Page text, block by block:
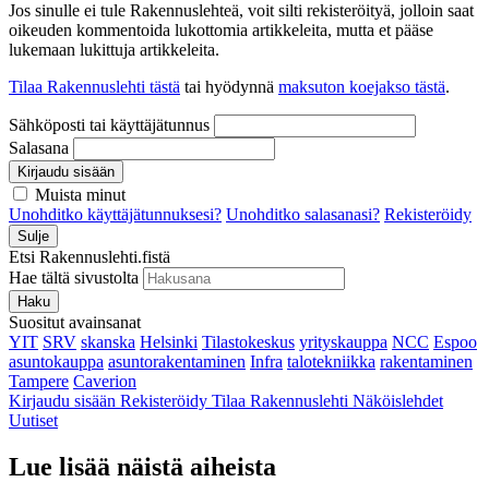
Jos sinulle ei tule Rakennuslehteä, voit silti rekisteröityä, jolloin saat
oikeuden kommentoida lukottomia artikkeleita, mutta et pääse
lukemaan lukittuja artikkeleita.
Tilaa Rakennuslehti tästä tai hyödynnä maksuton koejakso tästä.
Sähköposti tai käyttäjätunnus
Salasana
Kirjaudu sisään
Muista minut
Unohditko käyttäjätunnuksesi? Unohditko salasanasi? Rekisteröidy
Sulje
Etsi Rakennuslehti.fistä
Hae tältä sivustolta
Haku
Suositut avainsanat
YIT SRV skanska Helsinki Tilastokeskus yrityskauppa NCC Espoo
asuntokauppa asuntorakentaminen Infra talotekniikka rakentaminen
Tampere Caverion
Kirjaudu sisään Rekisteröidy Tilaa Rakennuslehti Näköislehdet
Uutiset
Lue lisää näistä aiheista